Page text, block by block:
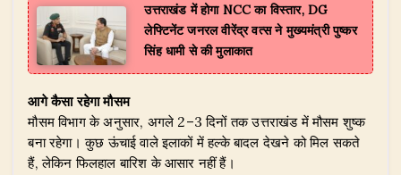
उत्तराखंड में होगा NCC का विस्तार, DG
लेफ्टिनेंट जनरल वीरेंद्र वत्स ने मुख्यमंत्री पुष्कर
सिंह धामी से की मुलाकात
आगे कैसा रहेगा मौसम
मौसम विभाग के अनुसार, अगले 2–3 दिनों तक उत्तराखंड में मौसम शुष्क
बना रहेगा। कुछ ऊंचाई वाले इलाकों में हल्के बादल देखने को मिल सकते
हैं, लेकिन फिलहाल बारिश के आसार नहीं हैं।